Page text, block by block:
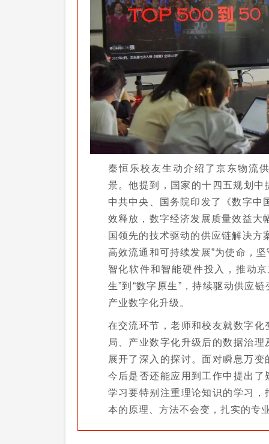
秦恒乐校友生动介绍了京东物流
景。他提到，国家的十四五规划中
中共中央、国务院印发了《数字中
效释放，数字经济发展质量效益大
国领先的技术驱动的供应链解决方
高效流通和可持续发展”为使命，
智化软件和智能硬件投入，推动
生”到“数字原生”，持续驱动供应
产业数字化升级。
在交流环节，老师和校友就数字
局、产业数字化升级后的数据治
展开了深入的探讨。面对瞬息万
今后是否还能应用到工作中提出
学习要特别注重理论知识的学习
本的原理、方法不会变，扎实的专